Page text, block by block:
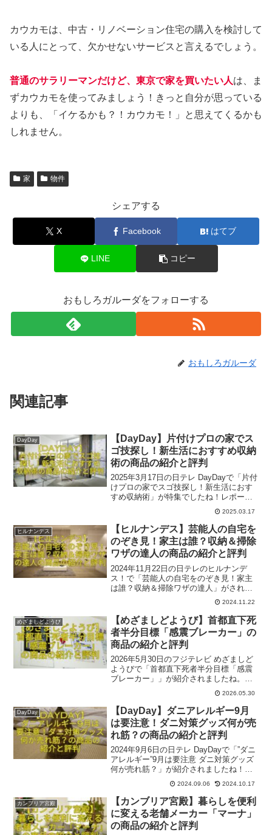
カウカモは、中古・リノベーション住宅の購入を検討して
いる人にとって、欠かせないサービスと言えるでしょう。
普通のサラリーマンだけど、東京で家を買いたい人は、ま
ずカウカモを使ってみましょう！きっと自分が思っている
よりも、「イケるかも？！カウカモ！」と思えてくるかも
しれません。
家 物件
シェアする
X Facebook はてブ
LINE コピー
おもしろガルーダをフォローする
おもしろガルーダ
関連記事
DayDay
【DayDay】片付けプロの家でス
ゴ技探し！新生活におすすめ収納
術の商品の紹介と評判
2025年3月17日の日テレ DayDayで「片付
けプロの家でスゴ技探し！新生活におす
すめ収納術」が特集でしたね！レポータ
ーはFANTASTICSの佐藤大樹さん、ロッ
チの中岡創一さん、ロケは、収納王子コ
ジマジックさんのご自宅でした。参考に
なれば幸いです。
2025.03.17
ヒルナンデス
【ヒルナンデス】芸能人の自宅を
のぞき見！家主は誰？収納＆掃除
ワザの達人の商品の紹介と評判
2024年11月22日の日テレのヒルナンデ
ス！で「芸能人の自宅をのぞき見！家主
は誰？収納＆掃除ワザの達人」がされま
したね。家主は、コジマジックさんでし
た。ここでは番組内で出た一部関連商品
とその評判をご紹介いたします。参考に
なれば幸いです。
2024.11.22
めざましどようび
【めざましどようび】首都直下死
者半分目標「感震ブレーカー」の
商品の紹介と評判
2026年5月30日のフジテレビ めざましど
ようびで「首都直下死者半分目標「感震
ブレーカー」」が紹介されましたね。こ
こでは番組内で出た一部関連商品とその
評判をご紹介いたします。参考になれば
幸いです。
2026.05.30
DayDay
【DayDay】ダニアレルギー9月
は要注意！ダニ対策グッズ何が売
れ筋？の商品の紹介と評判
2024年9月6日の日テレ DayDayで「”ダニ
アレルギー”9月は要注意 ダニ対策グッズ
何が売れ筋？」が紹介されましたね！レ
ポーターは、澁谷善ヘイゼルアナウンサ
ー、ロケは、ハンズ新宿店でした。参考
になれば幸いです。
2024.09.06 2024.10.17
カンブリア宮殿
【カンブリア宮殿】暮らしを便利
に変える老舗メーカー「マーナ」
の商品の紹介と評判